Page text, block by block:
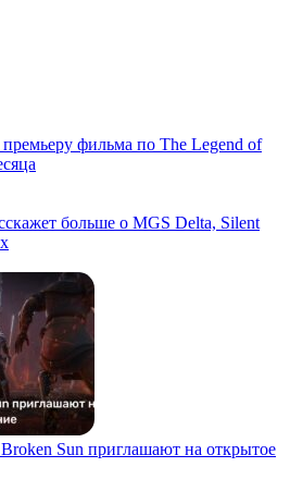
премьеру фильма по The Legend of
больше о MGS Delta, Silent
Sun приглашают на открытое